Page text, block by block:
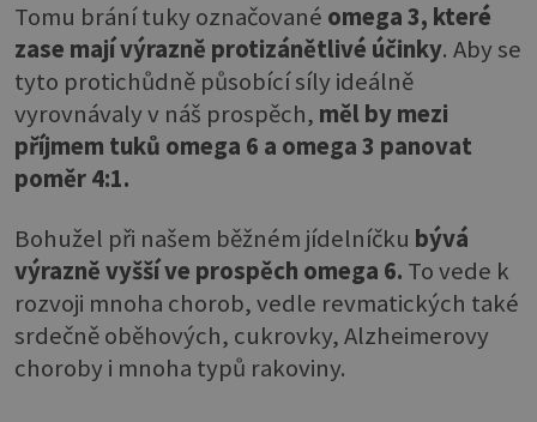
Tomu brání tuky označované omega 3, které
zase mají výrazně protizánětlivé účinky. Aby se
tyto protichůdně působící síly ideálně
vyrovnávaly v náš prospěch, měl by mezi
příjmem tuků omega 6 a omega 3 panovat
poměr 4:1.
Bohužel při našem běžném jídelníčku bývá
výrazně vyšší ve prospěch omega 6. To vede k
rozvoji mnoha chorob, vedle revmatických také
srdečně oběhových, cukrovky, Alzheimerovy
choroby i mnoha typů rakoviny.